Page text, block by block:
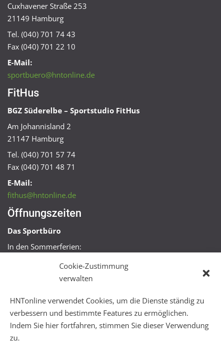
Cookie-Zustimmung
verwalten
HNTonline verwendet Cookies, um die Dienste ständig zu
verbessern und bestimmte Features zu ermöglichen.
Indem Sie hier fortfahren, stimmen Sie dieser Verwendung
zu.
Cuxhavener Straße 253
21149 Hamburg
Tel. (040) 701 74 43
Fax (040) 701 22 10
E-Mail:
sportbuero@hntonline.de
FitHus
BGZ Süderelbe – Sportstudio FitHus
Am Johannisland 2
21147 Hamburg
Tel. (040) 701 57 74
Fax (040) 701 48 71
E-Mail:
fithus@hntonline.de
Öffnungszeiten
Das Sportbüro
In den Sommerferien:
Mo + Mi 16:00 – 18:00 Uhr
Mo – Fr 08:00 – 22:00 Uhr
Sa + So 10:00 – 18:00 Uhr